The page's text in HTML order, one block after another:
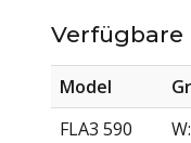
Verfügbare
Model
FLA3 590